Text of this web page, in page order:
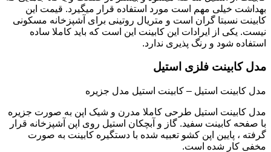
بهداشت خیلی مهم است مورد استفاده قرار میگیرد. قیمت این
کابینت نسبتا گران است و متریال روتینی برای آشپزخانه مسکونی
نیست. یکی از ایرادات این کابینت این است که باید کاملا ساده
استفاده شود و رنگ پذیری ندارد.
مدل کابینت فلزی استیل
مدل کابینت استیل – کابینت استیل مدل جزیره
مدل کابینت استیل طرحی کاملا مدرن و شیک اپن به صورت جزیره
با صفحه کابینت سفید. گاز و آبچکان استیل روی اپن آشپزخانه قرار
گرفته ، پایین اپن کشو تعبیه شده با دستگیره کابینت به صورت
مخفی کار شده است.